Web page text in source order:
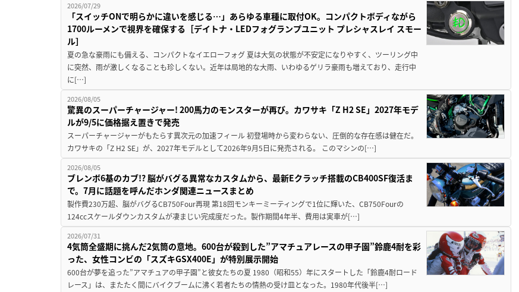
2026/07/29
「スイッチONで明らかに違いを感じる…」あらゆる車種に取付OK。コンパクトボディながら
1700ルーメンで視界を確保する［デイトナ・LEDフォグランプユニット プレシャスレイ スモー
ル］
夏の急な豪雨にも備える、コンパクトなイエローフォグ 夏は大気の状態が不安定になりやすく、ツーリング中
に突然、雨が激しくなることも珍しくない。近年は局地的な大雨、いわゆるゲリラ豪雨も増えており、走行中
に[…]
2026/08/05
驚異のスーパーチャージャー! 200馬力のモンスターが再び。カワサキ「Z H2 SE」2027年モデ
ルが9/5に価格据え置きで発売
スーパーチャージャーがもたらす異次元の加速フィール 初登場時から変わらない、圧倒的な存在感は健在だ。
カワサキの「Z H2 SE」が、2027年モデルとして2026年9月5日に発売される。 このマシンの[…]
2026/08/05
ブレンボ6基のカブ!? 脳がバグる異常なカスタムから、最新Eクラッチ搭載のCB400SF復活ま
で。7月に話題を呼んだホンダ関連ニュースまとめ
製作費230万超、脳がバグるCB750Four再現 第18回モンキーミーティングで1位に輝いた、CB750Fourの
124ccスケールダウンカスタムが凄まじい完成度だった。製作期間4年半、費用は実車が[…]
2026/07/31
4気筒全盛期に挑んだ2気筒の意地。600台が殺到した”アマチュアレースの甲子園”鈴鹿4耐を彩
った、女性コンビの「スズキGSX400E」が特別展示開始
600台が夢を追った”アマチュアの甲子園”と彼女たちの夏 1980（昭和55）年にスタートした「鈴鹿4耐ロード
レース」は、またたく間にバイクブームに沸く若者たちの情熱の受け皿となった。1980年代後半[…]